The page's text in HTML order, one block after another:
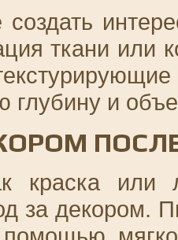
ткани или
глубину и
краска или
за декором.